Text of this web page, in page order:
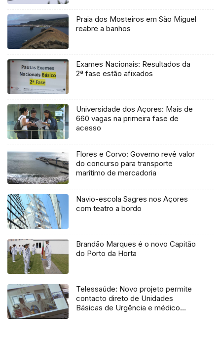
Praia dos Mosteiros em São Miguel
reabre a banhos
Exames Nacionais: Resultados da
2ª fase estão afixados
Universidade dos Açores: Mais de
660 vagas na primeira fase de
acesso
Flores e Corvo: Governo revê valor
do concurso para transporte
marítimo de mercadoria
Navio-escola Sagres nos Açores
com teatro a bordo
Brandão Marques é o novo Capitão
do Porto da Horta
Telessaúde: Novo projeto permite
contacto direto de Unidades
Básicas de Urgência e médico